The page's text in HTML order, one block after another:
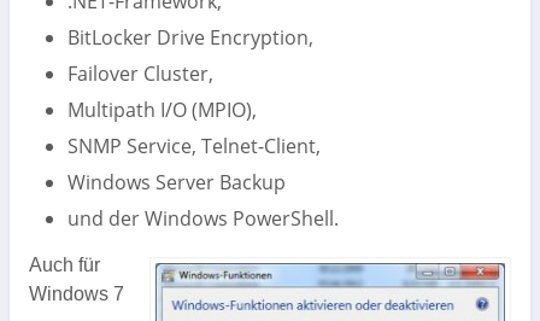
BitLocker Drive Encryption,
Failover Cluster,
Multipath I/O (MPIO),
SNMP Service, Telnet-Client,
Windows Server Backup
und der Windows PowerShell.
Auch für
Windows 7